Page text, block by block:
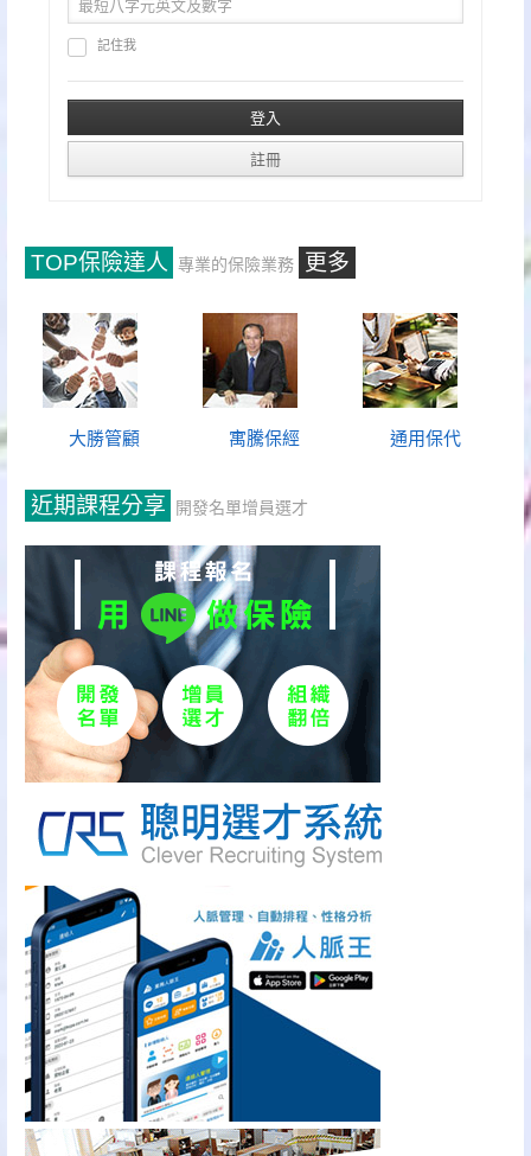
記住我
TOP保險達人 專業的保險業務 更多
大勝管顧 寓騰保經 通用保代
近期課程分享 開發名單增員選才